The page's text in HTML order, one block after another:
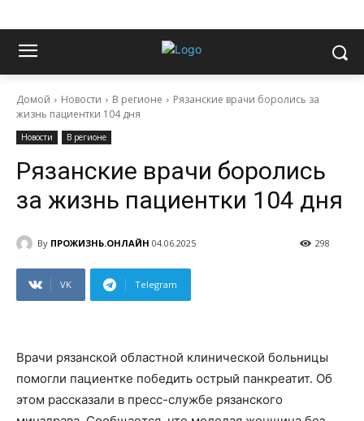
Домой Новости В регионе
Рязанские врачи боролись за
жизнь пациентки 104 дня
Новости В регионе
Рязанские врачи боролись
за жизнь пациентки 104 дня
By ПРОЖИЗНЬ.ОНЛАЙН 04.06.2025 298
VK Telegram
Врачи рязанской областной клинической больницы
помогли пациентке победить острый панкреатит. Об
этом рассказали в пресс-службе рязанского